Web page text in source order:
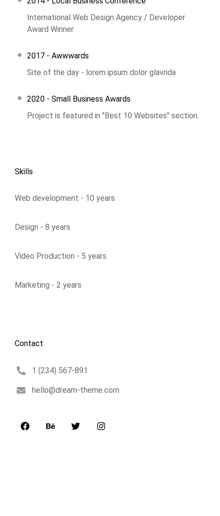
International Web Design Agency / Developer
Award Winner
2017 - Awwwards
Site of the day - lorem ipsum dolor glavrida
2020 - Small Business Awards
Project is featured in "Best 10 Websites" section.
Skills
Web development - 10 years
Design - 8 years
Video Production - 5 years
Marketing - 2 years
Contact
1 (234) 567-891
hello@dream-theme.com